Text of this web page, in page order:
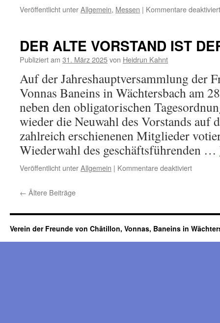
Veröffentlicht unterAllgemein, Messen | Kommentare deaktiviert
DER ALTE VORSTAND IST
Publiziert am 31. März 2025von Heidrun Kahnt
Auf der Jahreshauptversammlung der
Vonnas Baneins in Wächtersbach am
neben den obligatorischen
wieder die Neuwahl des Vorstands auf
zahlreich erschienenen Mitglieder
Wiederwahl des geschäftsführenden …
Veröffentlicht unterAllgemein | Kommentare deaktiviertfür
DER
NEUE
← Ältere Beiträge
Verein der Freunde von Châtillon, Vonnas, Baneins in